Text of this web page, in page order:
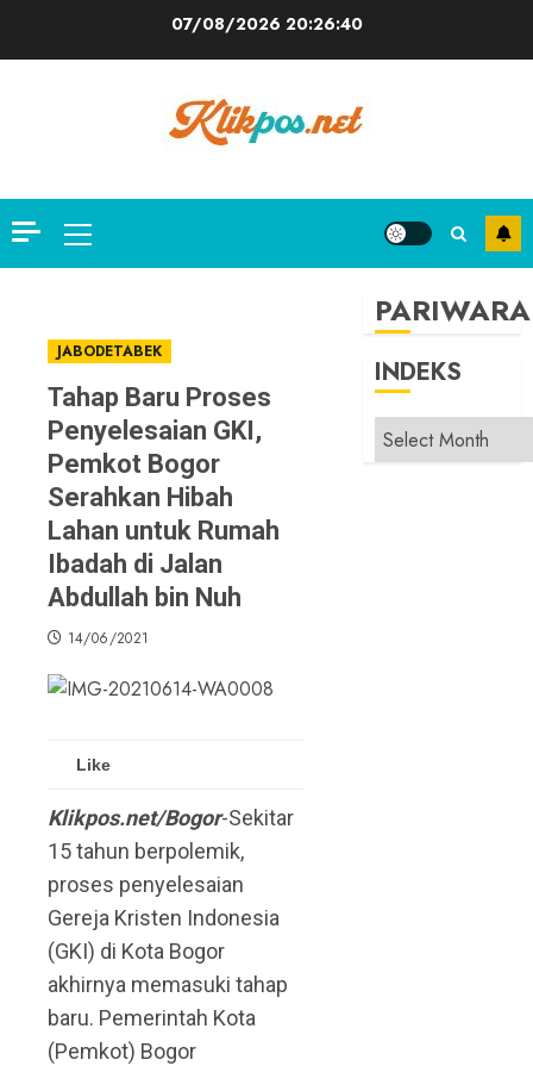
07/08/202620:26:41
Primary
Menu
JABODETABEK
Tahap Baru Proses
Penyelesaian GKI,
Pemkot Bogor
Serahkan Hibah
Lahan untuk Rumah
Ibadah di Jalan
Abdullah bin Nuh
14/06/2021
Like
Klikpos.net/Bogor-Sekitar
15 tahun berpolemik,
proses penyelesaian
Gereja Kristen Indonesia
(GKI) di Kota Bogor
akhirnya memasuki tahap
baru. Pemerintah Kota
(Pemkot) Bogor
PARIWARA
INDEKS
INDEKS